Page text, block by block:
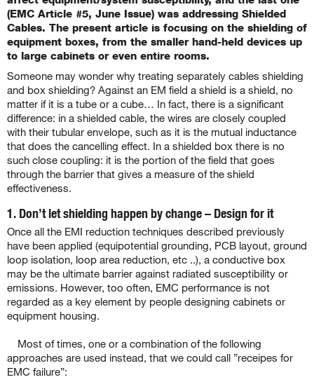
(EMC Article #5, June Issue) was addressing Shielded
Cables. The present article is focusing on the shielding of
equipment boxes, from the smaller hand-held devices up
to large cabinets or even entire rooms.
Someone may wonder why treating separately cables shielding
and box shielding? Against an EM field a shield is a shield, no
matter if it is a tube or a cube… In fact, there is a significant
difference: in a shielded cable, the wires are closely coupled
with their tubular envelope, such as it is the mutual inductance
that does the cancelling effect. In a shielded box there is no
such close coupling: it is the portion of the field that goes
through the barrier that gives a measure of the shield
effectiveness.
1. Don’t let shielding happen by change – Design for it
Once all the EMI reduction techniques described previously
have been applied (equipotential grounding, PCB layout, ground
loop isolation, loop area reduction, etc ..), a conductive box
may be the ultimate barrier against radiated susceptibility or
emissions. However, too often, EMC performance is not
regarded as a key element by people designing cabinets or
equipment housing.
Most of times, one or a combination of the following
approaches are used instead, that we could call ”receipes for
EMC failure”: